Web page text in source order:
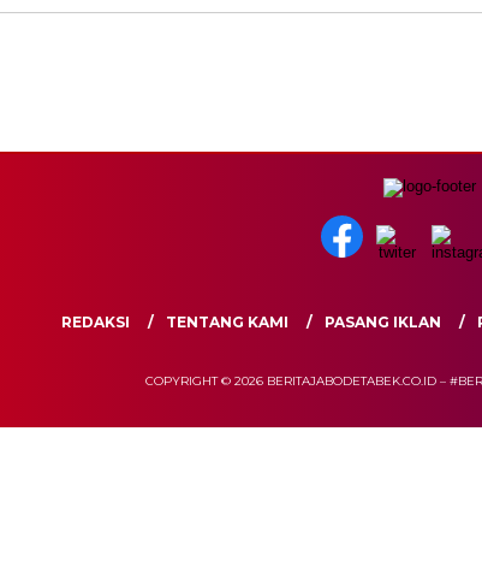
REDAKSI TENTANG KAMI PASANG IKLAN
COPYRIGHT © 2026 BERITAJABODETABEK.CO.ID –